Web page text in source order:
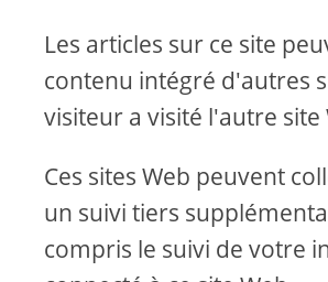
Les articles sur ce site
contenu intégré d'autres
visiteur a visité l'autre site
Ces sites Web peuvent
un suivi tiers
compris le suivi de votre